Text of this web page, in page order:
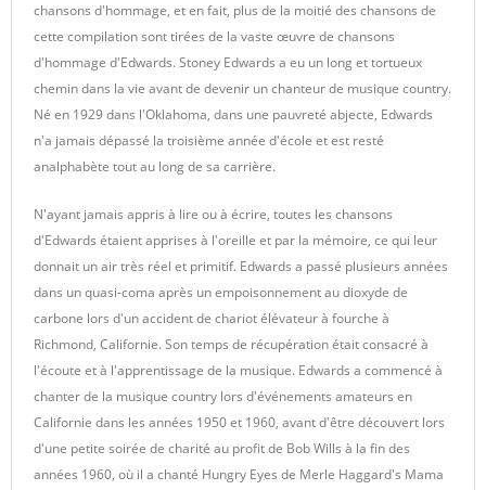
chansons d'hommage, et en fait, plus de la moitié des chansons de
cette compilation sont tirées de la vaste œuvre de chansons
d'hommage d'Edwards. Stoney Edwards a eu un long et tortueux
chemin dans la vie avant de devenir un chanteur de musique country.
Né en 1929 dans l'Oklahoma, dans une pauvreté abjecte, Edwards
n'a jamais dépassé la troisième année d'école et est resté
analphabète tout au long de sa carrière.
N'ayant jamais appris à lire ou à écrire, toutes les chansons
d'Edwards étaient apprises à l'oreille et par la mémoire, ce qui leur
donnait un air très réel et primitif. Edwards a passé plusieurs années
dans un quasi-coma après un empoisonnement au dioxyde de
carbone lors d'un accident de chariot élévateur à fourche à
Richmond, Californie. Son temps de récupération était consacré à
l'écoute et à l'apprentissage de la musique. Edwards a commencé à
chanter de la musique country lors d'événements amateurs en
Californie dans les années 1950 et 1960, avant d'être découvert lors
d'une petite soirée de charité au profit de Bob Wills à la fin des
années 1960, où il a chanté Hungry Eyes de Merle Haggard's Mama